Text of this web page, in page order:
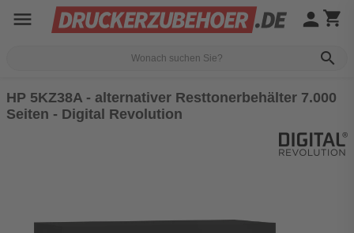
menu
search
person shopping_cart
HP 5KZ38A - alternativer Resttonerbehälter 7.000
Seiten - Digital Revolution